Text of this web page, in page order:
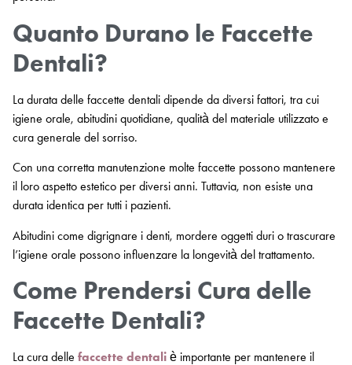
Quanto Durano le Faccette
Dentali?
La durata delle faccette dentali dipende da diversi fattori, tra cui
igiene orale, abitudini quotidiane, qualità del materiale utilizzato e
cura generale del sorriso.
Con una corretta manutenzione molte faccette possono mantenere
il loro aspetto estetico per diversi anni. Tuttavia, non esiste una
durata identica per tutti i pazienti.
Abitudini come digrignare i denti, mordere oggetti duri o trascurare
l’igiene orale possono influenzare la longevità del trattamento.
Come Prendersi Cura delle
Faccette Dentali?
La cura delle faccette dentali è importante per mantenere il